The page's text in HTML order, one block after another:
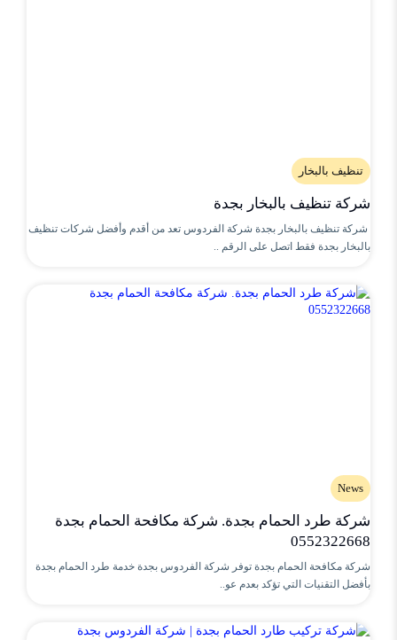
تنظيف بالبخار
شركة تنظيف بالبخار بجدة
شركة تنظيف بالبخار بجدة شركة الفردوس تعد من أقدم وأفضل شركات تنظيف
بالبخار بجدة فقط اتصل على الرقم ..
News
شركة طرد الحمام بجدة. شركة مكافحة الحمام بجدة
0552322668
شركة مكافحة الحمام بجدة توفر شركة الفردوس بجدة خدمة طرد الحمام بجدة
بأفضل التقنيات التي تؤكد بعدم عو..